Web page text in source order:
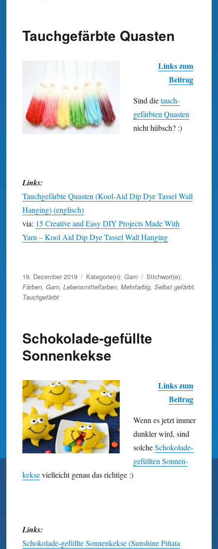
Tauchgefärbte Quasten
Links zum
Beitrag
Sind dietauch­
gefärbten Quasten
nicht hübsch? :)
Links:
Tauchgefärbte Quasten (Kool-Aid Dip Dye Tassel Wall
Hanging) (englisch)
via: 15 Creative and Easy DIY Projects Made With
Yarn – Kool Aid Dip Dye Tassel Wall Hanging
Veröffentlicht
am
19. Dezember 2019 Kategorie(n): Garn
Stichwort(e):
Färben, Garn, Lebensmittelfarben, Mehrfarbig, Selbst gefärbt,
Tauchgefärbt
Schokolade-gefüllte
Sonnenkekse
Links zum
Beitrag
Wenn es jetzt immer
dunkler wird, sind
solcheSchokolade-
gefüllten Sonnen­
keksevielleicht genau das richtige :)
Links:
Schokolade-gefüllte Sonnenkekse (Sunshine Piñata